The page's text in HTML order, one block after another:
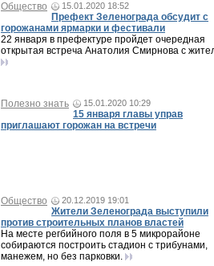
Общество 15.01.2020 18:52
Префект Зеленограда обсудит с
горожанами ярмарки и фестивали
22 января в префектуре пройдет очередная
открытая встреча Анатолия Смирнова с
Полезно знать 15.01.2020 10:29
15 января главы управ
приглашают горожан на встречи
Общество 20.12.2019 19:01
Жители Зеленограда выступили
против строительных планов властей
На месте регбийного поля в 5 микрорайоне
собираются построить стадион с трибунами,
манежем, но без парковки.